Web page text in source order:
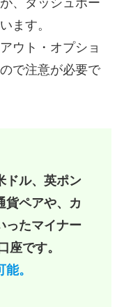
、ダッシュボー
ます。
ウト・オプショ
で注意が必要で
ドル、英ポン
貨ペアや、カ
ったマイナー
座です。
。